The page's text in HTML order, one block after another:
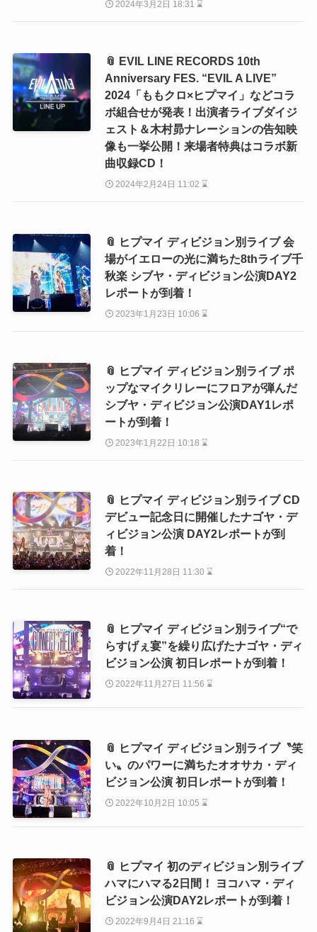
2024年3月2日 18:31 ⌛
📎 EVIL LINE RECORDS 10th
Anniversary FES. “EVIL A LIVE”
2024「ももクロ×ヒプマイ」などコラ
ボ組合せが発表！出演者ライブダイジ
ェスト＆木村昴ナレーションの告知映
像も一挙公開！来場者特典はコラボ新
曲収録CD！
2024年2月24日 11:02 ⌛
📎 ヒプマイ ディビジョン別ライブ 会
場がイエローの光に満ちた8thライブ千
秋楽 シブヤ・ディビジョン公演DAY2
レポートが到着！
2023年1月23日 10:06 ⌛
📎 ヒプマイ ディビジョン別ライブ ポ
ップなマイクリレーにフロアが弾んだ
シブヤ・ディビジョン公演DAY1レポ
ートが到着！
2023年1月22日 10:18 ⌛
📎 ヒプマイ ディビジョン別ライブ CD
デビュー記念日に開催したナゴヤ・デ
ィビジョン公演 DAY2レポートが到
着！
2022年11月28日 11:30 ⌛
📎 ヒプマイ ディビジョン別ライブ“で
らすげぇ宴”を繰り広げたナゴヤ・ディ
ビジョン公演 初日レポートが到着！
2022年11月27日 11:56 ⌛
📎 ヒプマイ ディビジョン別ライブ〝笑
い〟のパワーに満ちたオオサカ・ディ
ビジョン公演 初日レポートが到着！
2022年10月2日 10:05 ⌛
📎 ヒプマイ 初のディビジョン別ライブ
ハマにハマる2日間！ ヨコハマ・ディ
ビジョン公演DAY2レポートが到着！
2022年9月4日 21:16 ⌛